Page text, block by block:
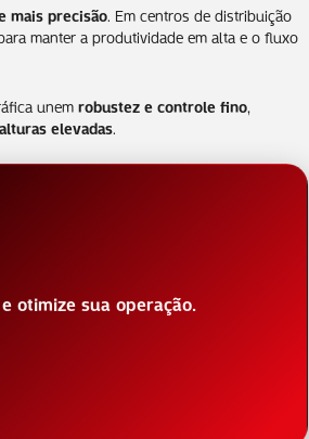
mais precisão. Em centros de distribuição
manter a produtividade em alta e o fluxo
unemrobustez e controle fino,
elevadas.
e otimize sua operação.